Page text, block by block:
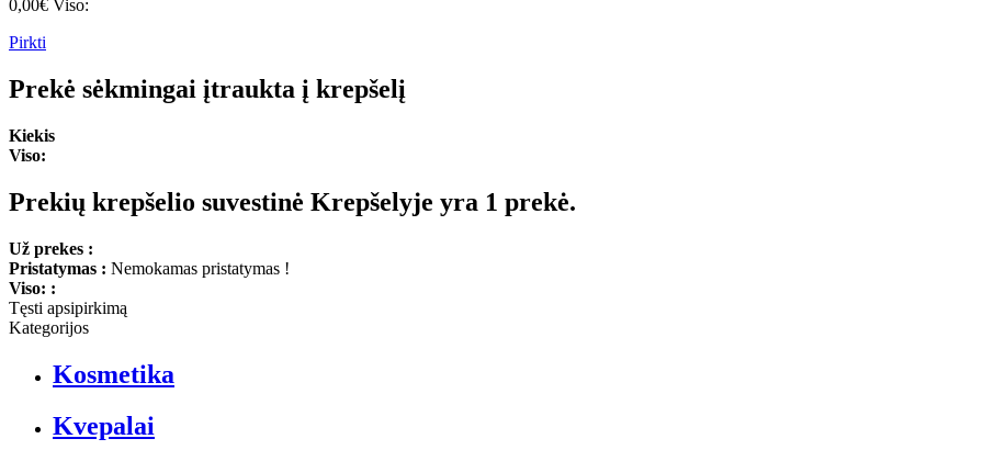
0,00€ Viso:
Pirkti
Prekė sėkmingai įtraukta į krepšelį
Kiekis
Viso:
Prekių krepšelio suvestinė Krepšelyje yra 1 prekė.
Už prekes :
Pristatymas : Nemokamas pristatymas !
Viso: :
Tęsti apsipirkimą
Kategorijos
Kosmetika
Kvepalai